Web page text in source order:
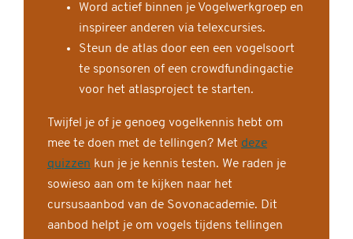
Word actief binnen je Vogelwerkgroep en
inspireer anderen via telexcursies.
Steun de atlas door een een vogelsoort
te sponsoren of een crowdfundingactie
voor het atlasproject te starten.
Twijfel je of je genoeg vogelkennis hebt om
mee te doen met de tellingen? Met deze
quizzen kun je je kennis testen. We raden je
sowieso aan om te kijken naar het
cursusaanbod van de Sovonacademie. Dit
aanbod helpt je om vogels tijdens tellingen